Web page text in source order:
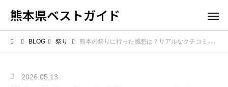
熊本県ベストガイド
BLOG 祭り 熊本の祭りに行った感想は？リアルなクチコミから熱気と魅力を徹底調査
2026.05.13